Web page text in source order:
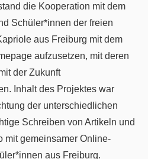
die Kooperation mit dem
Schüler*innen der freien
aus Freiburg mit dem
aufzusetzen, mit deren
der Zukunft
Inhalt des Projektes war
der unterschiedlichen
Schreiben von Artikeln und
mit gemeinsamer Online-
aus Freiburg.